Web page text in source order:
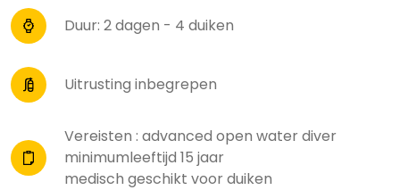
Duur: 2 dagen - 4 duiken
Uitrusting inbegrepen
Vereisten : advanced open water diver
minimumleeftijd 15 jaar
medisch geschikt voor duiken